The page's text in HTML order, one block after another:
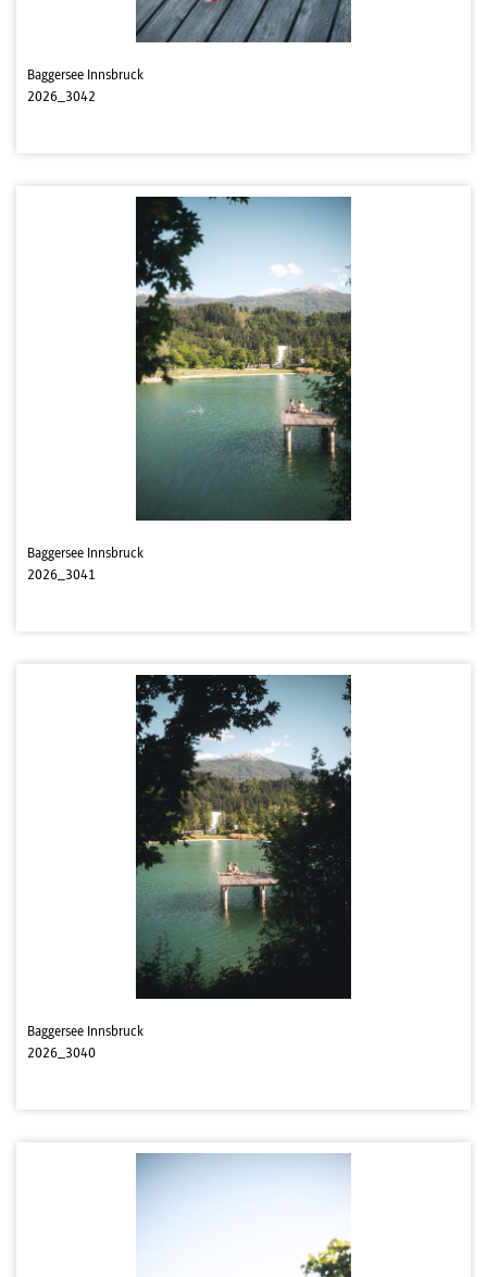
Baggersee Innsbruck
2026_3042
Baggersee Innsbruck
2026_3041
Baggersee Innsbruck
2026_3040